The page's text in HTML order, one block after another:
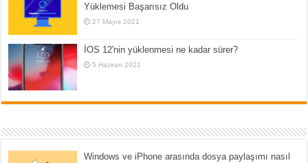
Yüklemesi Başarısız Oldu
27 Mayıs 2021
İOS 12'nin yüklenmesi ne kadar sürer?
5 Haziran 2021
Windows ve iPhone arasında dosya paylaşımı nasıl